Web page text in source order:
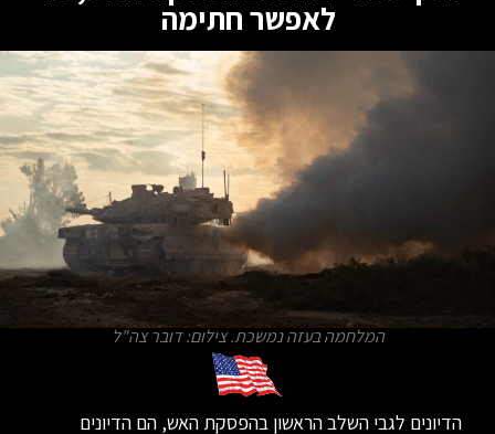
לאפשר חתימה
המלחמה בעזה נמשכת. צילום: דובר צה"ל
הדיונים לגבי השלב הראשון בהפסקת האש, הם הדיונים